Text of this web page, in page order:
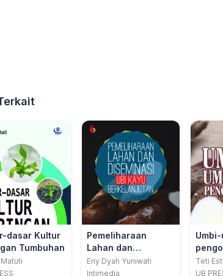
dasar Kultur
Tumbuhan
Pemeliharaan
Lahan dan
Diseminasi Ubi kayu
Berkelanjutan
Eny Dyah Yuniwati
Intimedia
Teti
Rukmi
UB